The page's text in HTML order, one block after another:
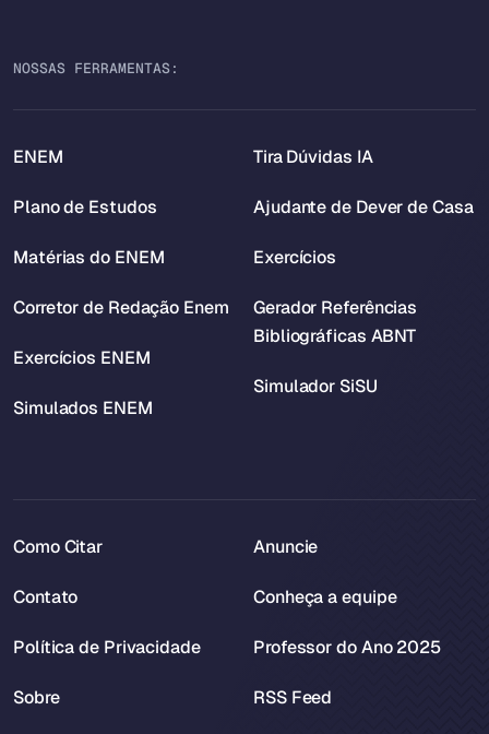
NOSSAS FERRAMENTAS:
ENEM
Plano de Estudos
Matérias do ENEM
Corretor de Redação Enem
Exercícios ENEM
Simulados ENEM
Tira Dúvidas IA
Ajudante de Dever de Casa
Exercícios
Gerador Referências
Bibliográficas ABNT
Simulador SiSU
Como Citar
Contato
Política de Privacidade
Sobre
Anuncie
Conheça a equipe
Professor do Ano 2025
RSS Feed